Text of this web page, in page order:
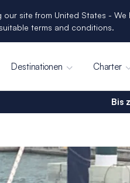
our site from United States -
terms and conditions.
Destinationen Charter
Bis